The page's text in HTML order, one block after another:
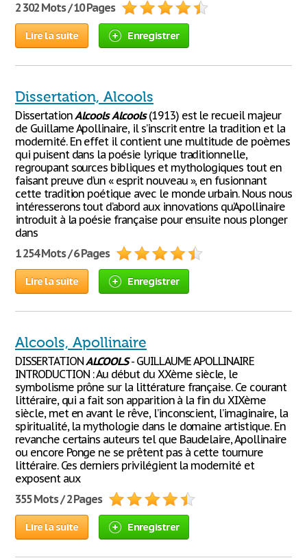
2 302 Mots / 10 Pages
Lire la suite Enregistrer
Dissertation, Alcools
DissertationAlcoolsAlcools(1913) est le recueil majeur
de Guillame Apollinaire, il s’inscrit entre la tradition et la
modernité. En effet il contient une multitude de poèmes
qui puisent dans la poésie lyrique traditionnelle,
regroupant sources bibliques et mythologiques tout en
faisant preuve d’un « esprit nouveau », en fusionnant
cette tradition poétique avec le monde urbain. Nous nous
intéresserons tout d’abord aux innovations qu’Apollinaire
introduit à la poésie française pour ensuite nous plonger
dans
1 254 Mots / 6 Pages
Lire la suite Enregistrer
Alcools, Apollinaire
DISSERTATIONALCOOLS- GUILLAUME APOLLINAIRE
INTRODUCTION : Au début du XXème siècle, le
symbolisme prône sur la littérature française. Ce courant
littéraire, qui a fait son apparition à la fin du XIXème
siècle, met en avant le rêve, l’inconscient, l’imaginaire, la
spiritualité, la mythologie dans le domaine artistique. En
revanche certains auteurs tel que Baudelaire, Apollinaire
ou encore Ponge ne se prêtent pas à cette tournure
littéraire. Ces derniers privilégient la modernité et
exposent aux
355 Mots / 2 Pages
Lire la suite Enregistrer